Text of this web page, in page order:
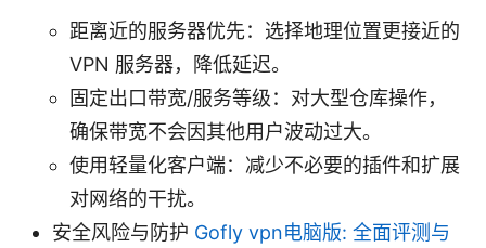
距离近的服务器优先：选择地理位置更接近的
VPN 服务器，降低延迟。
固定出口带宽/服务等级：对大型仓库操作，
确保带宽不会因其他用户波动过大。
使用轻量化客户端：减少不必要的插件和扩展
对网络的干扰。
安全风险与防护 Gofly vpn电脑版: 全面评测与